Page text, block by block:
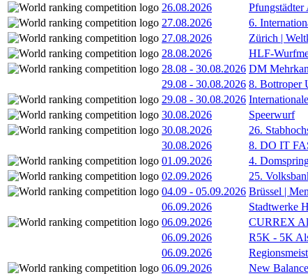
26.08.2026
Pfungstädter
27.08.2026
6.
27.08.2026
Zürich |
28.08.2026
HLF-
28.08 - 30.08.2026 DM
29.08 - 30.08.2026 8. Bottroper
29.08 - 30.08.2026
30.08.2026
Speerwurf
30.08.2026
26.
30.08.2026
8. DO IT
01.09.2026
4.
02.09.2026
25.
04.09 - 05.09.2026 Brüssel |
06.09.2026
Stadtwerke
06.09.2026
CURREX
06.09.2026
R5K - 5K
06.09.2026
06.09.2026
New